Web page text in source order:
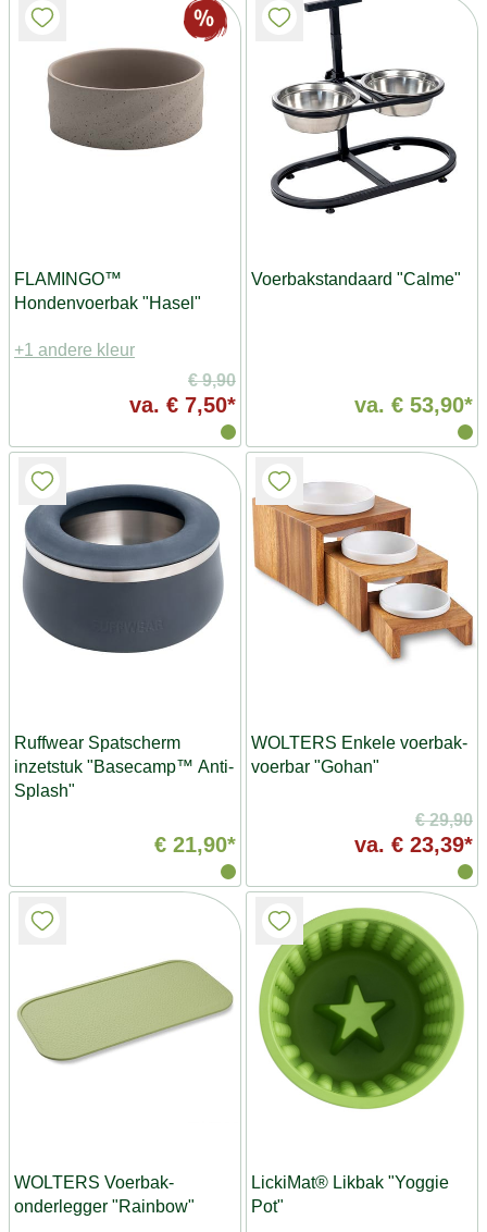
FLAMINGO™
Hondenvoerbak "Hasel"
+1 andere kleur
€ 9,90
va. € 7,50*
Voerbakstandaard "Calme"
va. € 53,90*
Ruffwear Spatscherm
inzetstuk "Basecamp™ Anti-
Splash"
€ 21,90*
WOLTERS Enkele voerbak-
voerbar "Gohan"
€ 29,90
va. € 23,39*
WOLTERS Voerbak-
onderlegger "Rainbow"
LickiMat® Likbak "Yoggie
Pot"